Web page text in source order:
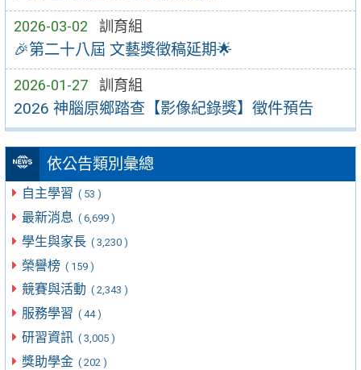
2026-03-02 訓育組
🎉第二十八屆 文藝獎徵稿延期🌟
2026-01-27 訓育組
2026 神腦原鄉踏查【影像紀錄獎】徵件預告
依公告類別彙總
自主學習 ( 53 )
最新消息 ( 6,699 )
學生與家長 ( 3,230 )
榮譽榜 ( 159 )
競賽與活動 ( 2,343 )
服務學習 ( 44 )
研習資訊 ( 3,005 )
獎助學金 ( 202 )